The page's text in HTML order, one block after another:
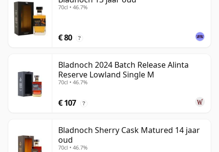
70cl • 46.7%
€ 80 ?
Bladnoch 2024 Batch Release Alinta
Reserve Lowland Single M
70cl • 46.7%
€ 107 ?
Bladnoch Sherry Cask Matured 14 jaar
oud
70cl • 46.7%